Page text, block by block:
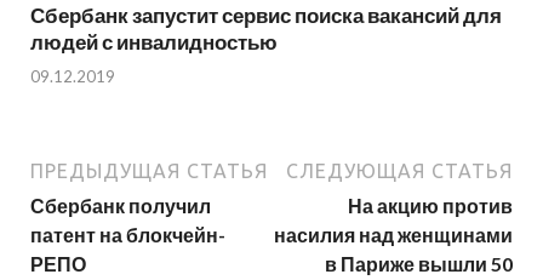
Сбербанк запустит сервис поиска вакансий для
людей с инвалидностью
09.12.2019
ПРЕДЫДУЩАЯ СТАТЬЯ
​Сбербанк получил
патент на блокчейн-
РЕПО
СЛЕДУЮЩАЯ СТАТЬЯ
На акцию против
насилия над женщинами
в Париже вышли 50